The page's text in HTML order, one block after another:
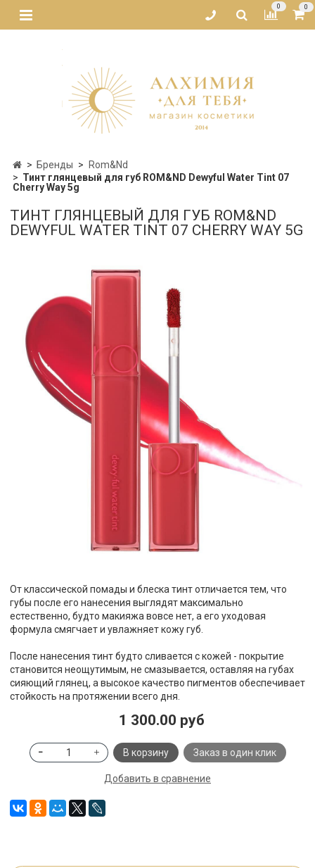
0 0
Бренды
Rom&Nd
Тинт глянцевый для губ ROM&ND Dewyful Water Tint 07
Cherry Way 5g
ТИНТ ГЛЯНЦЕВЫЙ ДЛЯ ГУБ ROM&ND
DEWYFUL WATER TINT 07 CHERRY WAY 5G
От классической помады и блеска тинт отличается тем, что
губы после его нанесения выглядят максимально
естественно, будто макияжа вовсе нет, а его уходовая
формула смягчает и увлажняет кожу губ.
После нанесения тинт будто сливается с кожей - покрытие
становится неощутимым, не смазывается, оставляя на губах
сияющий глянец, а высокое качество пигментов обеспечивает
стойкость на протяжении всего дня.
1 300.00 руб
В корзину Заказ в один клик
Добавить в сравнение